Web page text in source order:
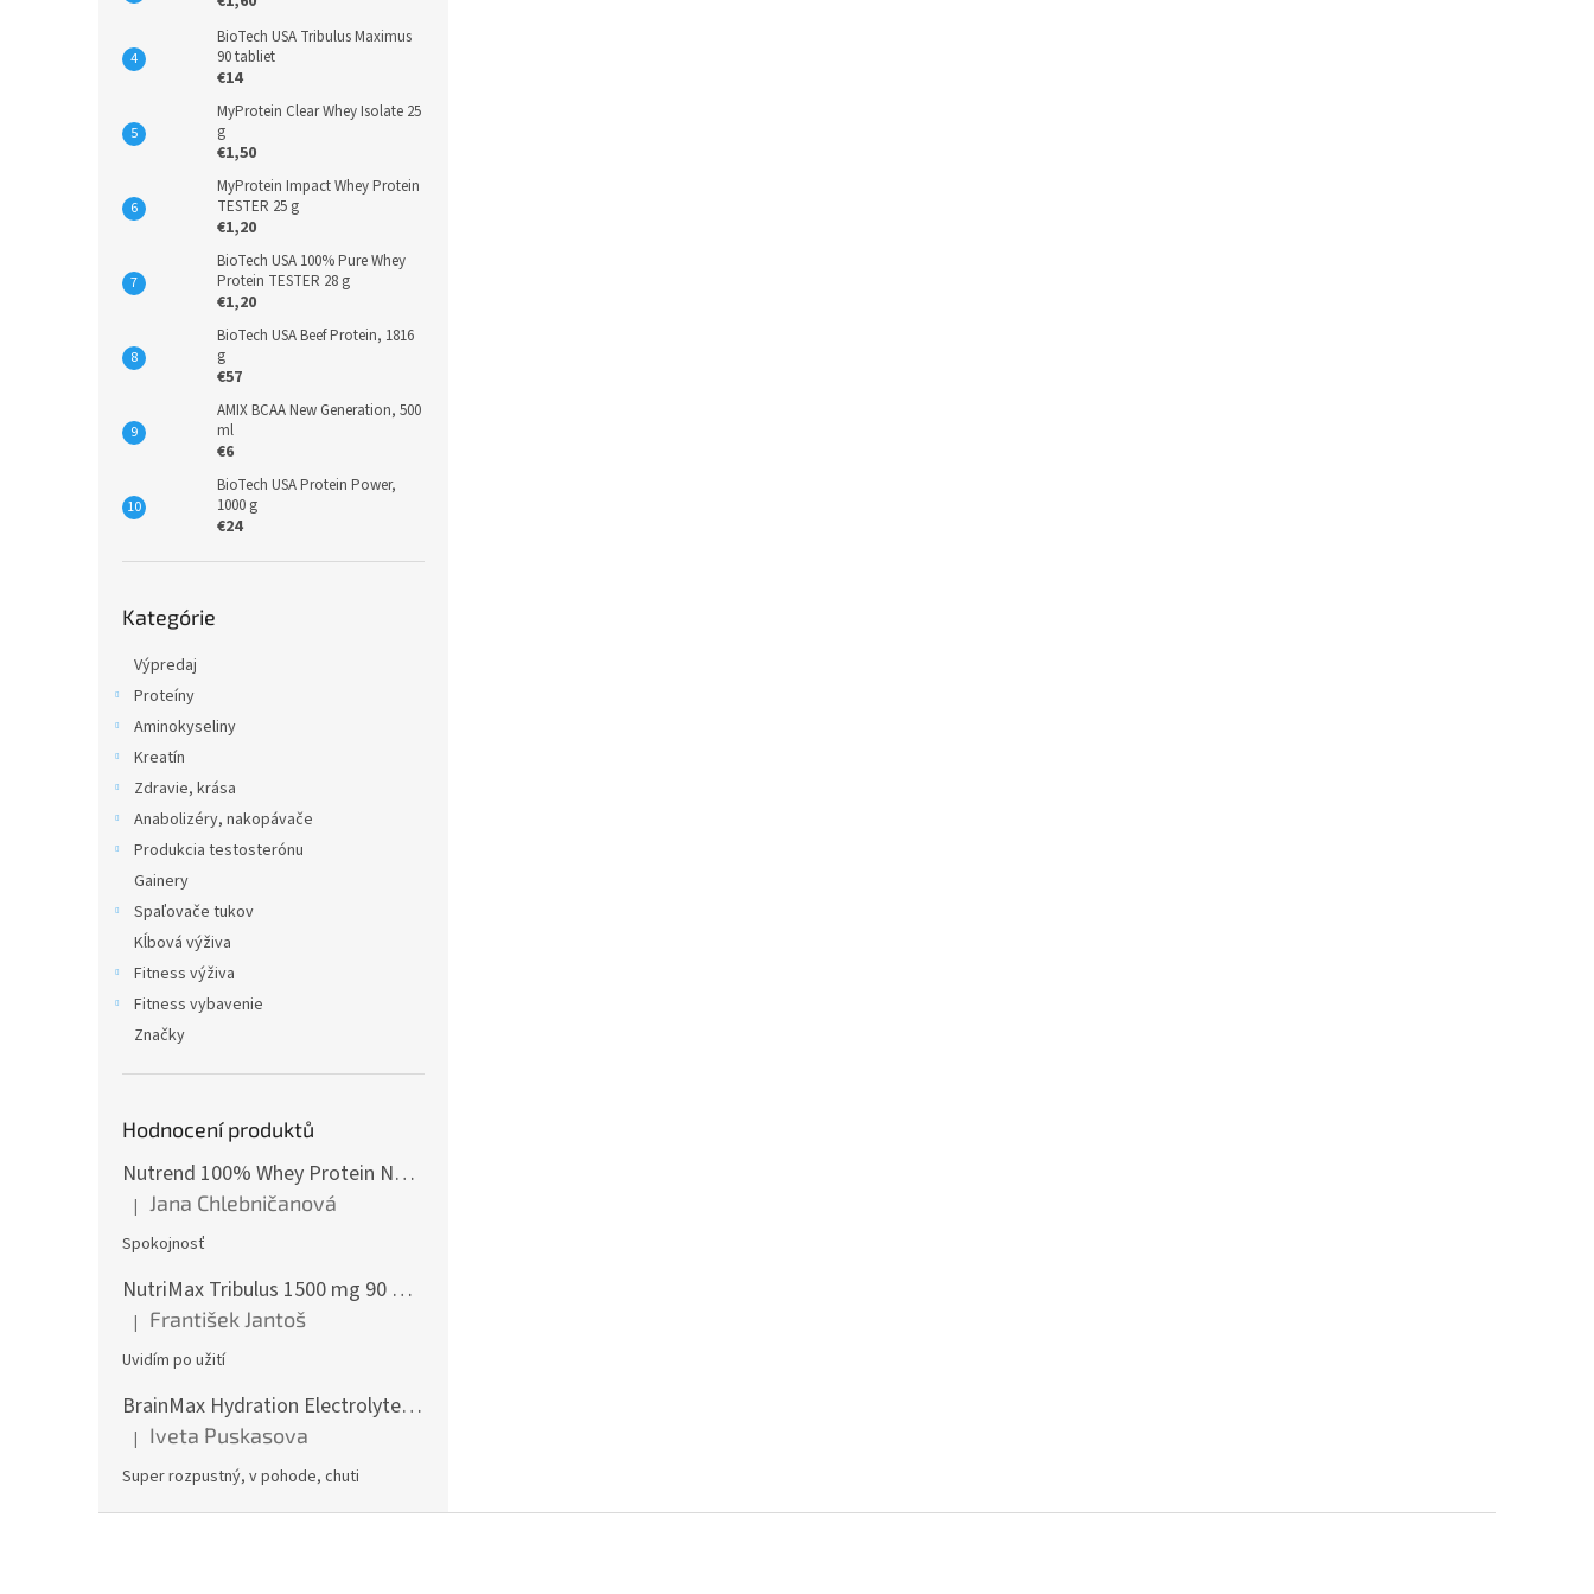
BioTech USA Tribulus Maximus
90 tabliet
€14
MyProtein Clear Whey Isolate 25
g
€1,50
MyProtein Impact Whey Protein
TESTER 25 g
€1,20
BioTech USA 100% Pure Whey
Protein TESTER 28 g
€1,20
BioTech USA Beef Protein, 1816
g
€57
AMIX BCAA New Generation, 500
ml
€6
BioTech USA Protein Power,
1000 g
€24
kategórie
Kategórie
Výpredaj
Proteíny
Aminokyseliny
Kreatín
Zdravie, krása
Anabolizéry, nakopávače
Produkcia testosterónu
Gainery
Spaľovače tukov
Kĺbová výživa
Fitness výživa
Fitness vybavenie
Značky
Hodnocení produktů
Nutrend 100% Whey Protein NEW 2250 g
Hodnotenie produktu je 5 z 5 hviezdičiek.
| Jana Chlebničanová
Spokojnosť
NutriMax Tribulus 1500 mg 90 %, Kotvičník, Extra silný, 90 tablet
Hodnotenie produktu je 5 z 5 hviezdičiek.
| František Jantoš
Uvidím po užití
BrainMax Hydration Electrolytes, Hydratační elektrolyty, Citrón, 300 g
Hodnotenie produktu je 5 z 5 hviezdičiek.
| Iveta Puskasova
Super rozpustný, v pohode, chuti